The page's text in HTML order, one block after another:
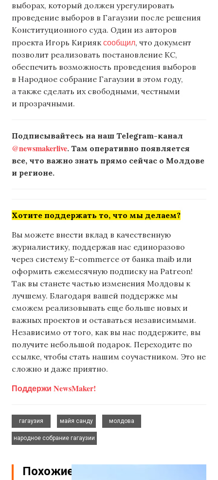
выборах, который должен урегулировать
проведение выборов в Гагаузии после решения
Конституционного суда. Один из авторов
проекта Игорь Кирияксообщил, что документ
позволит реализовать постановление КС,
обеспечить возможность проведения выборов
в Народное собрание Гагаузии в этом году,
а также сделать их свободными, честными
и прозрачными.
Подписывайтесь на наш Telegram-канал
@newsmakerlive. Там оперативно появляется
все, что важно знать прямо сейчас о Молдове
и регионе.
Хотите поддержать то, что мы делаем?
Вы можете внести вклад в качественную
журналистику, поддержав нас единоразово
через систему E-commerce от банка maib или
оформить ежемесячную подписку на Patreon!
Так вы станете частью изменения Молдовы к
лучшему. Благодаря вашей поддержке мы
сможем реализовывать еще больше новых и
важных проектов и оставаться независимыми.
Независимо от того, как вы нас поддержите, вы
получите небольшой подарок. Переходите по
ссылке, чтобы стать нашим соучастником. Это не
сложно и даже приятно.
Поддержи NewsMaker!
гагаузия
майя санду
молдова
народное собрание гагаузии
Похожие